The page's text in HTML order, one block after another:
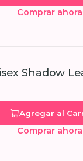
Comprar ahora
Shadow
Agregar al
Comprar ahora